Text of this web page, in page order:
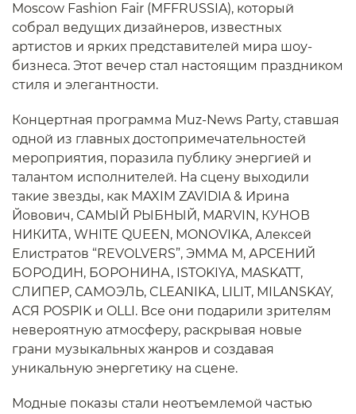
Moscow Fashion Fair (MFFRUSSIA), который
собрал ведущих дизайнеров, известных
артистов и ярких представителей мира шоу-
бизнеса. Этот вечер стал настоящим праздником
стиля и элегантности.
Концертная программа Muz-News Party, ставшая
одной из главных достопримечательностей
мероприятия, поразила публику энергией и
талантом исполнителей. На сцену выходили
такие звезды, как MAXIM ZAVIDIA & Ирина
Йовович, САМЫЙ РЫБНЫЙ, MARVIN, КУНОВ
НИКИТА, WHITE QUEEN, MONOVIKA, Алексей
Елистратов “REVOLVERS”, ЭММА М, АРСЕНИЙ
БОРОДИН, БОРОНИНА, ISTOKIYA, MASKATT,
СЛИПЕР, САМОЭЛЬ, CLEANIKA, LILIT, MILANSKAY,
АСЯ POSPIK и OLLI. Все они подарили зрителям
невероятную атмосферу, раскрывая новые
грани музыкальных жанров и создавая
уникальную энергетику на сцене.
Модные показы стали неотъемлемой частью